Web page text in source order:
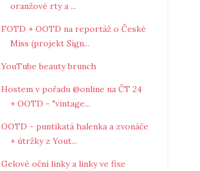
oranžové rty a ...
FOTD + OOTD na reportáž o České
Miss (projekt Sign...
YouTube beauty brunch
Hostem v pořadu @online na ČT 24
+ OOTD - "vintage...
OOTD - puntíkatá halenka a zvonáče
+ útržky z Yout...
Gelové oční linky a linky ve fixe